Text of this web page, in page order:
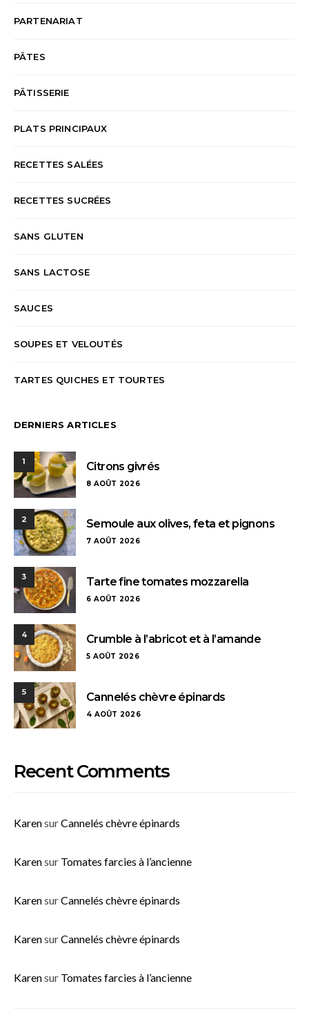
PARTENARIAT
PÂTES
PÂTISSERIE
PLATS PRINCIPAUX
RECETTES SALÉES
RECETTES SUCRÉES
SANS GLUTEN
SANS LACTOSE
SAUCES
SOUPES ET VELOUTÉS
TARTES QUICHES ET TOURTES
DERNIERS ARTICLES
1 Citrons givrés
8 AOÛT 2026
2 Semoule aux olives, feta et pignons
7 AOÛT 2026
3 Tarte fine tomates mozzarella
6 AOÛT 2026
4 Crumble à l’abricot et à l’amande
5 AOÛT 2026
5 Cannelés chèvre épinards
4 AOÛT 2026
Recent Comments
KarensurCannelés chèvre épinards
Karensur Tomates farcies à l’ancienne
KarensurCannelés chèvre épinards
KarensurCannelés chèvre épinards
Karensur Tomates farcies à l’ancienne